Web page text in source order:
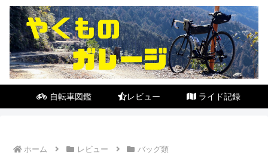
自転車図鑑 レビュー ライド記録
ホーム レビュー バッグ類